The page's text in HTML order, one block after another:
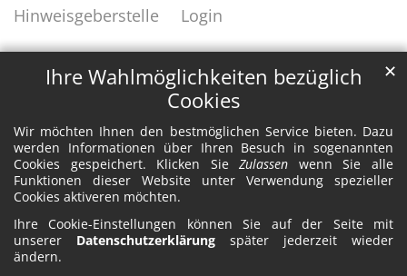
Ihre Wahlmöglichkeiten bezüglich
Cookies
Wir möchten Ihnen den bestmöglichen Service bieten. Dazu
werden Informationen über Ihren Besuch in sogenannten
Cookies gespeichert. Klicken SieZulassen wenn Sie alle
Funktionen dieser Website unter Verwendung spezieller
Cookies aktiveren möchten.
Ihre Cookie-Einstellungen können Sie auf der Seite mit
unserer Datenschutzerklärung später jederzeit wieder
ändern.
✕
Hinweisgeberstelle
Login